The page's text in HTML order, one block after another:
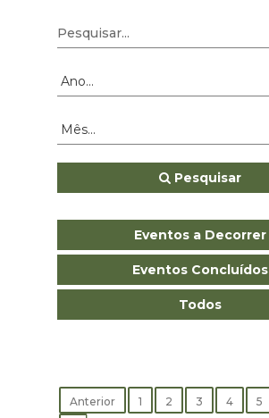
Pesquisar
Eventos a Decorrer
Eventos Concluídos
Todos
Anterior 1 2 3 4 5